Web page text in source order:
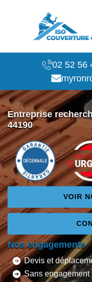
02 52 56
Entreprise
44190
VOIR
Nos engagements
Devis et
Sans engagement